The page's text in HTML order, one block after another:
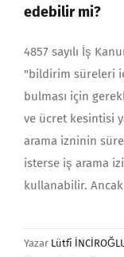
edebilir mi?
4857 sayılı İş
"bildirim süreleri
bulması için
ve ücret kesintisi
arama izninin
isterse iş arama
kullanabilir.
Yazar Lütfi